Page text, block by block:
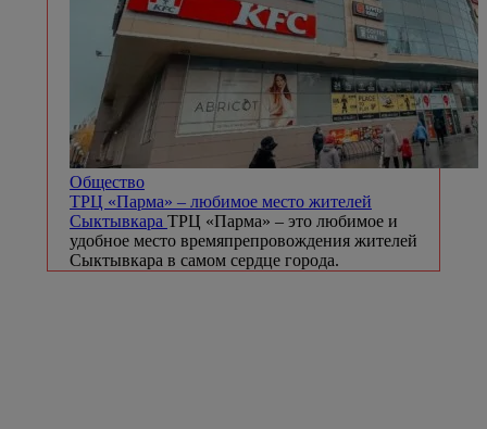
Общество
ТРЦ «Парма» – любимое место жителей
Сыктывкара ТРЦ «Парма» – это любимое и
удобное место времяпрепровождения жителей
Сыктывкара в самом сердце города.